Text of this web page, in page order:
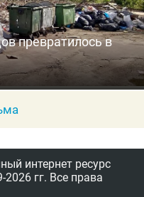
превратилось в
интернет ресурс
2026 гг. Все права